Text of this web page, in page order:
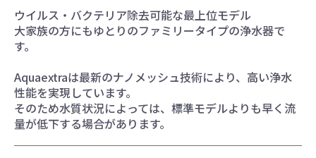
ウイルス・バクテリア除去可能な最上位モデル
大家族の方にもゆとりのファミリータイプの浄水器で
す。
Aquaextraは最新のナノメッシュ技術により、高い浄水
性能を実現しています。
そのため水質状況によっては、標準モデルよりも早く流
量が低下する場合があります。